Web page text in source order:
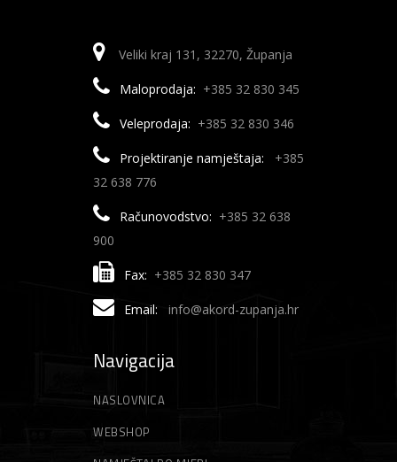
Veliki kraj 131, 32270, Županja
Maloprodaja: +385 32 830 345
Veleprodaja: +385 32 830 346
Projektiranje namještaja:
+385
32 638 776
Računovodstvo: +385 32 638
900
Fax: +385 32 830 347
Email: info@akord-zupanja.hr
Navigacija
NASLOVNICA
WEBSHOP